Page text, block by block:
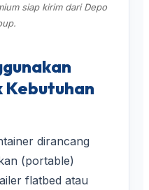
siap kirim dari Depo
Kebutuhan
dirancang
(portable)
flatbed atau